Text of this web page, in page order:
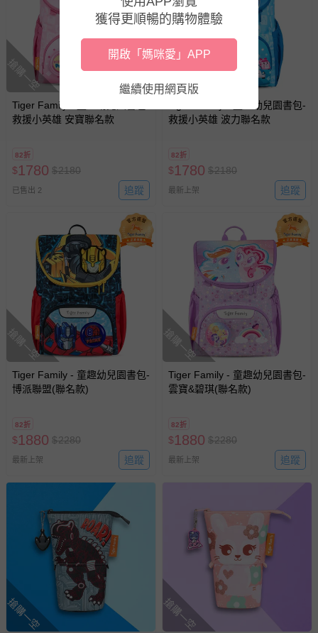
搶購一空
Tiger Family - 童趣幼兒園書包-
救援小英雄 安寶聯名款
82折
$1780 $2180
已售出 2 追蹤
搶購一空
Tiger Family - 童趣幼兒園書包-
救援小英雄 波力聯名款
82折
$1780 $2180
最新上架 追蹤
搶購一空
Tiger Family - 童趣幼兒園書包-
博派聯盟(聯名款)
82折
$1880 $2280
最新上架 追蹤
搶購一空
Tiger Family - 童趣幼兒園書包-
雲寶&碧琪(聯名款)
82折
$1880 $2280
最新上架 追蹤
搶購一空 搶購一空
獲得更順暢的購物體驗
開啟「媽咪愛」APP
繼續使用網頁版